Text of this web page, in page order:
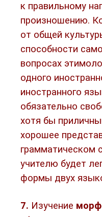
к правильному
произношению.
от общей
способности
вопросах
одного
иностранного
обязательно
хотя бы
хорошее
грамматическом
учителю будет
формы двух
7. Изучение